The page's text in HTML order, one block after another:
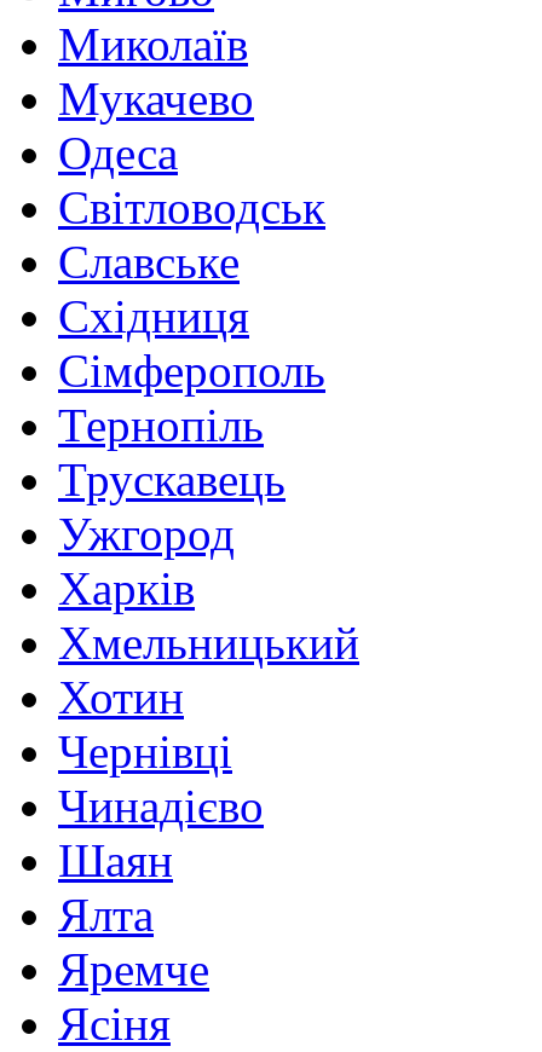
Миколаїв
Мукачево
Одеса
Світловодськ
Славське
Східниця
Сімферополь
Тернопіль
Трускавець
Ужгород
Харків
Хмельницький
Хотин
Чернівці
Чинадієво
Шаян
Ялта
Яремче
Ясіня